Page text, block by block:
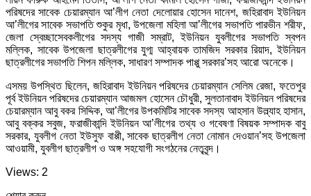
পরিষদের সাবেক চেয়ারম্যান আ’লীগ নেতা দেলোয়ার হোসেন দানেশ, জহিরাবাদ ইউনিয়ন
আ’লীগের সাবেক সভাপতি শুকুর মৃধা, উপজেলা মহিলা আ’লীগের সভাপতি পারভীন শরীফ,
জেলা স্বেচ্ছাসেবকলীগের সদস্য গাজী সম্রাট, ইউনিয়ন যুবলীগের সভাপতি স্বপন
মল্লিক, সাবেক উপজেলা ছাত্রলীগের যুগ্ম আহ্বায়ক তামজিদ সরকার রিয়াদ, ইউনিয়ন
ছাত্রলীগের সভাপতি শিপন মল্লিক, সাধারণ সম্পাদক পাপ্পু সরকার’সহ আরো অনেকে।
এসময় উপস্থিত ছিলেন, জহিরাবাদ ইউনিয়ন পরিষদের চেয়ারম্যান সেলিম রেজা, ফতেপুর
পূর্ব ইউনিয়ন পরিষদের চেয়ারম্যান আজমল হোসেন চৌধুরী, সুলতানাবাদ ইউনিয়ন পরিষদের
চেয়ারম্যান আবু বকর সিদ্দিক, আ’লীগের উপকমিটির সাবেক সদস্য আহসান উল্ল্যাহ হাসান,
আবু বক্কর সবুজ, ফরাজীকান্দি ইউনিয়ন আ’লীগের তথ্য ও গবেষণা বিষয়ক সম্পাদক বাবু
সরকার, যুবলীগ নেতা ইউসুফ বাপ্পী, সাবেক ছাত্রলীগ নেতা নোমান দেওয়ান’সহ উপজেলা
আওয়ামী, যুবলীগ ছাত্রলীগ ও অঙ্গ সহযোগী সংগঠনের নেতৃবৃন্দ।
Views: 2